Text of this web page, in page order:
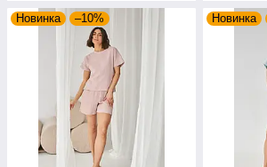
Новинка –10% Новинка